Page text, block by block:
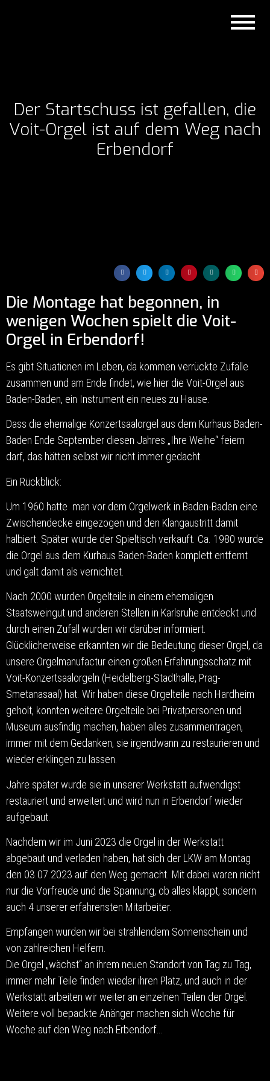
Der Startschuss ist gefallen, die
Voit-Orgel ist auf dem Weg nach
Erbendorf
Die Montage hat begonnen, in
wenigen Wochen spielt die Voit-
Orgel in Erbendorf!
Es gibt Situationen im Leben, da kommen verrückte Zufälle
zusammen und am Ende findet, wie hier die Voit-Orgel aus
Baden-Baden, ein Instrument ein neues zu Hause.
Dass die ehemalige Konzertsaalorgel aus dem Kurhaus Baden-
Baden Ende September diesen Jahres „Ihre Weihe“ feiern
darf, das hätten selbst wir nicht immer gedacht.
Ein Rückblick:
Um 1960 hatte man vor dem Orgelwerk in Baden-Baden eine
Zwischendecke eingezogen und den Klangaustritt damit
halbiert. Später wurde der Spieltisch verkauft. Ca. 1980 wurde
die Orgel aus dem Kurhaus Baden-Baden komplett entfernt
und galt damit als vernichtet.
Nach 2000 wurden Orgelteile in einem ehemaligen
Staatsweingut und anderen Stellen in Karlsruhe entdeckt und
durch einen Zufall wurden wir darüber informiert.
Glücklicherweise erkannten wir die Bedeutung dieser Orgel, da
unsere Orgelmanufactur einen großen Erfahrungsschatz mit
Voit-Konzertsaalorgeln (Heidelberg-Stadthalle, Prag-
Smetanasaal) hat. Wir haben diese Orgelteile nach Hardheim
geholt, konnten weitere Orgelteile bei Privatpersonen und
Museum ausfindig machen, haben alles zusammentragen,
immer mit dem Gedanken, sie irgendwann zu restaurieren und
wieder erklingen zu lassen.
Jahre später wurde sie in unserer Werkstatt aufwendigst
restauriert und erweitert und wird nun in Erbendorf wieder
aufgebaut.
Nachdem wir im Juni 2023 die Orgel in der Werkstatt
abgebaut und verladen haben, hat sich der LKW am Montag
den 03.07.2023 auf den Weg gemacht. Mit dabei waren nicht
nur die Vorfreude und die Spannung, ob alles klappt, sondern
auch 4 unserer erfahrensten Mitarbeiter.
Empfangen wurden wir bei strahlendem Sonnenschein und
von zahlreichen Helfern.
Die Orgel „wächst“ an ihrem neuen Standort von Tag zu Tag,
immer mehr Teile finden wieder ihren Platz, und auch in der
Werkstatt arbeiten wir weiter an einzelnen Teilen der Orgel.
Weitere voll bepackte Anänger machen sich Woche für
Woche auf den Weg nach Erbendorf…